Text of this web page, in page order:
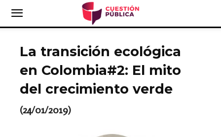
La transición ecológica
en Colombia#2: El mito
del crecimiento verde
(24/01/2019)